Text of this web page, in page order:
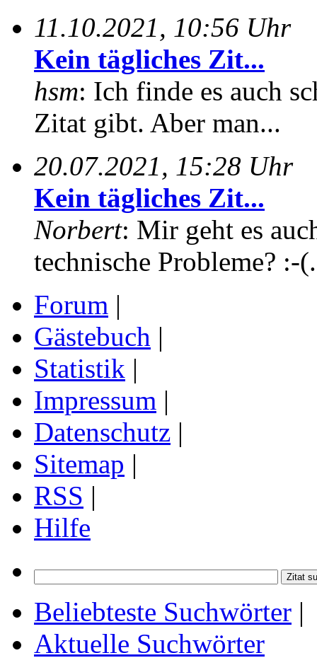
11.10.2021, 10:56 Uhr
Kein tägliches Zit...
hsm: Ich finde es auch
Zitat gibt. Aber man...
20.07.2021, 15:28 Uhr
Kein tägliches Zit...
Norbert: Mir geht es
technische Probleme? :-
Forum |
Gästebuch |
Statistik |
Impressum |
Datenschutz |
Sitemap |
RSS |
Hilfe
Beliebteste Suchwörter |
Aktuelle Suchwörter